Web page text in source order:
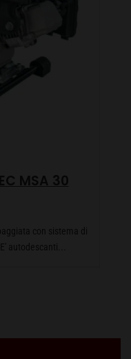
MSA 30
con sistema di
autodescanti...